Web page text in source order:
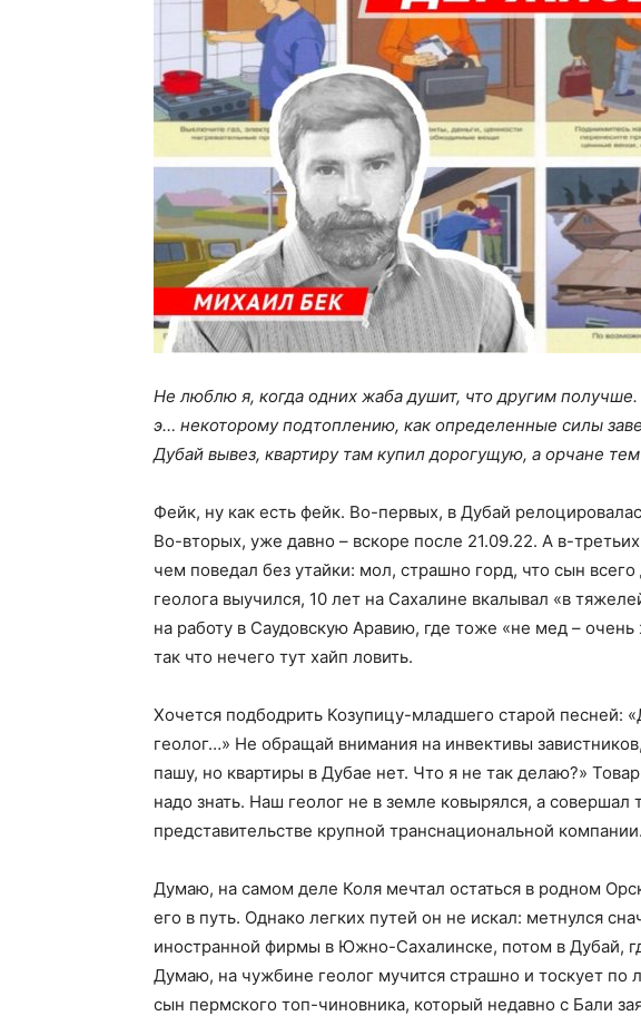
Не люблю я, когда одних жаба душит, что другим
э… некоторому подтоплению, как определенные силы
Дубай вывез, квартиру там купил дорогущую, а орчане
Фейк, ну как есть фейк. Во-первых, в Дубай
Во-вторых, уже давно – вскоре после 21.09.22. А в-
чем поведал без утайки: мол, страшно горд, что сын
геолога выучился, 10 лет на Сахалине вкалывал «в
на работу в Саудовскую Аравию, где тоже «не мед –
так что нечего тут хайп ловить.
Хочется подбодрить Козупицу-младшего старой песней:
геолог…» Не обращай внимания на инвективы
пашу, но квартиры в Дубае нет. Что я не так делаю?»
надо знать. Наш геолог не в земле ковырялся, а совершал
представительстве крупной транснациональной
Думаю, на самом деле Коля мечтал остаться в родном
его в путь. Однако легких путей он не искал: метнулся
иностранной фирмы в Южно-Сахалинске, потом в Дубай,
Думаю, на чужбине геолог мучится страшно и тоскует по
сын пермского топ-чиновника, который недавно с Бали